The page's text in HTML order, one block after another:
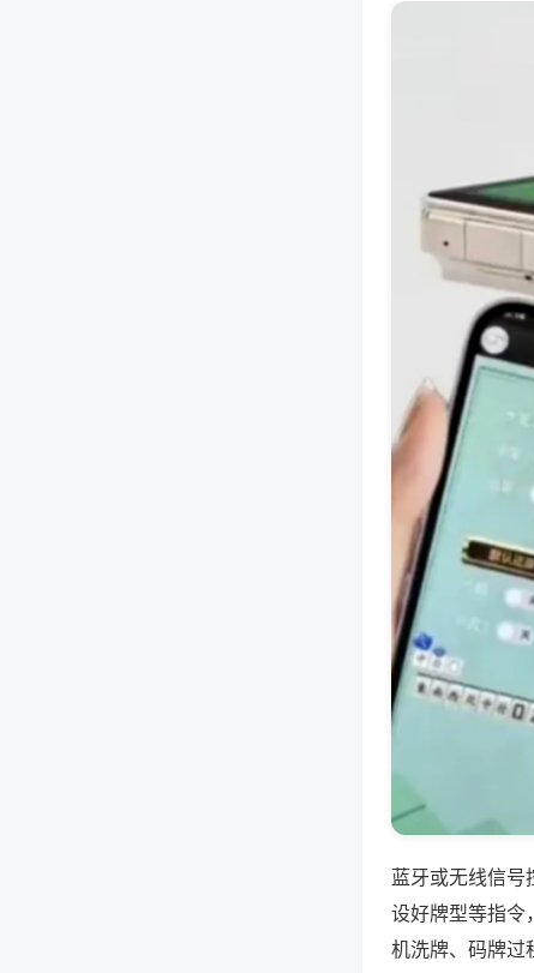
蓝牙或无线信号
设好牌型等指令
机洗牌、码牌过